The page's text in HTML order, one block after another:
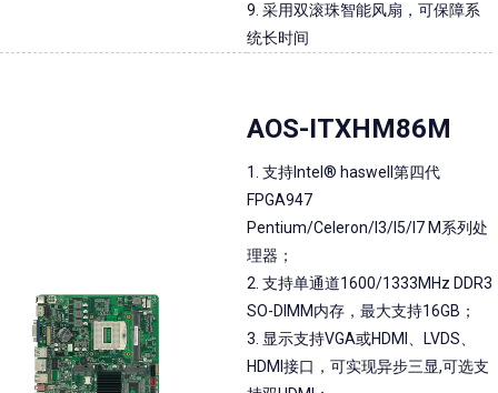
9. 采用双滚珠智能风扇，可保障系
统长时间
AOS-ITXHM86M
1. 支持Intel® haswell第四代
FPGA947
Pentium/Celeron/I3/I5/I7 M系列处
理器；
2. 支持单通道1600/1333MHz DDR3
SO-DIMM内存，最大支持16GB；
3. 显示支持VGA或HDMI、LVDS、
HDMI接口，可实现异步三显,可选支